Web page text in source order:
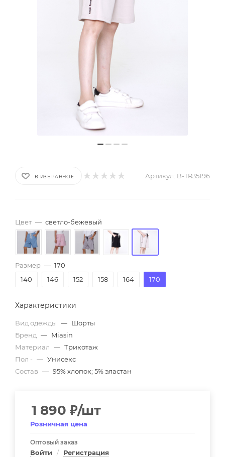
В ИЗБРАННОЕ Артикул: B-TR35196
Цвет — светло-бежевый
Размер — 170
140
146 152 158 164 170
Характеристики
Вид одежды — Шорты
Бренд — Miasin
Материал — Трикотаж
Пол - — Унисекс
Состав — 95% хлопок; 5% эластан
1 890 ₽/шт
Розничная цена
Оптовый заказ
Войти / Регистрация